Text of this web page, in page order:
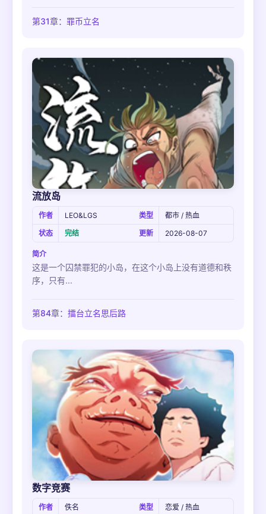
第31章：罪币立名
流放岛
作者 LEO&LGS 类型
都市 / 热血
状态
完结 更新 2026-08-07
简介
这是一个囚禁罪犯的小岛，在这个小岛上没有道德和秩
序，只有...
第84章：擂台立名思后路
数字竞赛
作者 佚名 类型
恋爱 / 热血